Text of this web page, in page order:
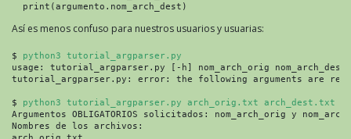
print(argumento.nom_arch_dest)
Así es menos confuso para nuestros usuarios y usuarias:
$ python3 tutorial_argparser.py
usage: tutorial_argparser.py [-h] nom_arch_orig nom_arch_dest
tutorial_argparser.py: error: the following arguments are
$ python3 tutorial_argparser.py arch_orig.txt arch_dest.txt
Argumentos OBLIGATORIOS solicitados: nom_arch_orig y
Nombres de los archivos: